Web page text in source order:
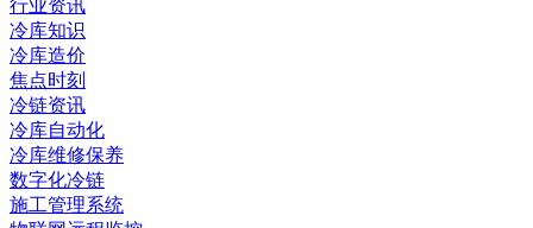
行业资讯
冷库知识
冷库造价
焦点时刻
冷链资讯
冷库自动化
冷库维修保养
数字化冷链
施工管理系统